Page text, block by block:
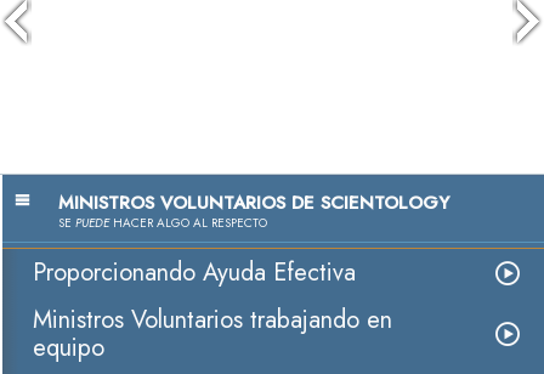
MINISTROS VOLUNTARIOS DE SCIENTOLOGY
SE PUEDEHACER ALGO AL RESPECTO
Proporcionando Ayuda Efectiva
Ministros Voluntarios trabajando en
equipo